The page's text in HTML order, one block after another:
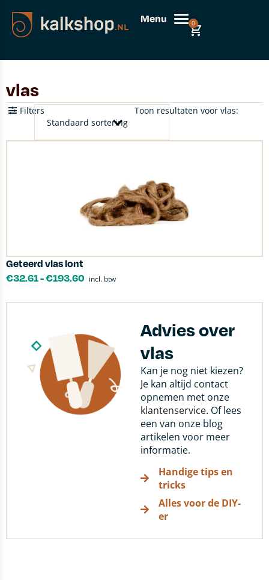
Menu 0
vlas
Toon resultaten voor vlas:
Filters
Geteerd vlas lont
€32.61-€193.60 incl. btw
Advies over
vlas
Kan je nog niet kiezen?
Je kan altijd contact
opnemen met onze
klantenservice. Of lees
een van onze blog
artikelen voor meer
informatie.
Handige tips en
tricks
Alles voor de DIY-
er